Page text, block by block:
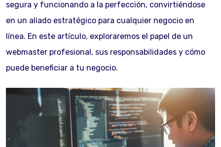
segura y funcionando a la perfección, convirtiéndose
en un aliado estratégico para cualquier negocio en
línea. En este artículo, exploraremos el papel de un
webmaster profesional, sus responsabilidades y cómo
puede beneficiar a tu negocio.